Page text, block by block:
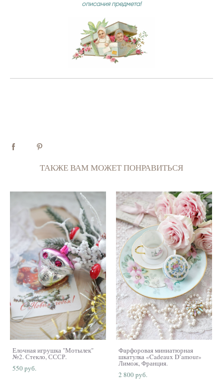
описания предмета!
ТАКЖЕ ВАМ МОЖЕТ ПОНРАВИТЬСЯ
Елочная игрушка "Мотылек"
№2. Стекло, СССР.
550 pуб.
Фарфоровая миниатюрная
шкатулка «Cadeaux D’amour»
Лимож, Франция.
2 800 pуб.